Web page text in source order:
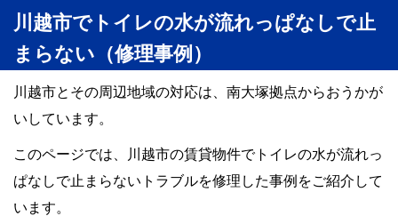
川越市でトイレの水が流れっぱなしで止
まらない（修理事例）
川越市とその周辺地域の対応は、南大塚拠点からおうかが
い しています。
このページでは、川越市の賃貸物件でトイレの水が流れっ
ぱなしで止まらないトラブルを修理した事例をご紹介して
います。